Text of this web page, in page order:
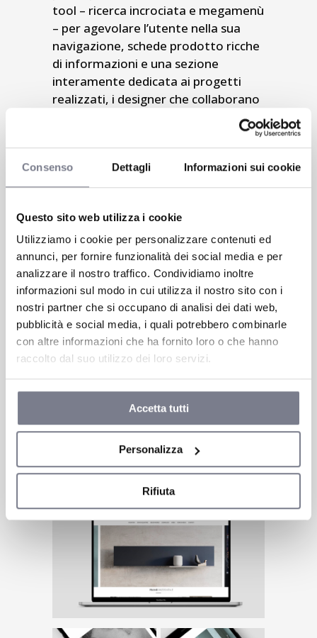
Consenso Dettagli Informazioni sui cookie
Questo sito web utilizza i cookie
Utilizziamo i cookie per personalizzare contenuti ed
annunci, per fornire funzionalità dei social media e per
analizzare il nostro traffico. Condividiamo inoltre
informazioni sul modo in cui utilizza il nostro sito con i
nostri partner che si occupano di analisi dei dati web,
pubblicità e social media, i quali potrebbero combinarle
con altre informazioni che ha fornito loro o che hanno
raccolto dal suo utilizzo dei loro servizi.
Accetta tutti
Personalizza
Rifiuta
tool – ricerca incrociata e megamenù
– per agevolare l’utente nella sua
navigazione, schede prodotto ricche
di informazioni e una sezione
interamente dedicata ai progetti
realizzati, i designer che collaborano
con l’azienda e i premi vinti nel corso
Perché scaldarsi è una questione di
gusto!
Cliente: Cordivari Design
Website: cordivaridesign.it
Share:
Ti è piaciuto questo progetto?
Contattaci per maggiori